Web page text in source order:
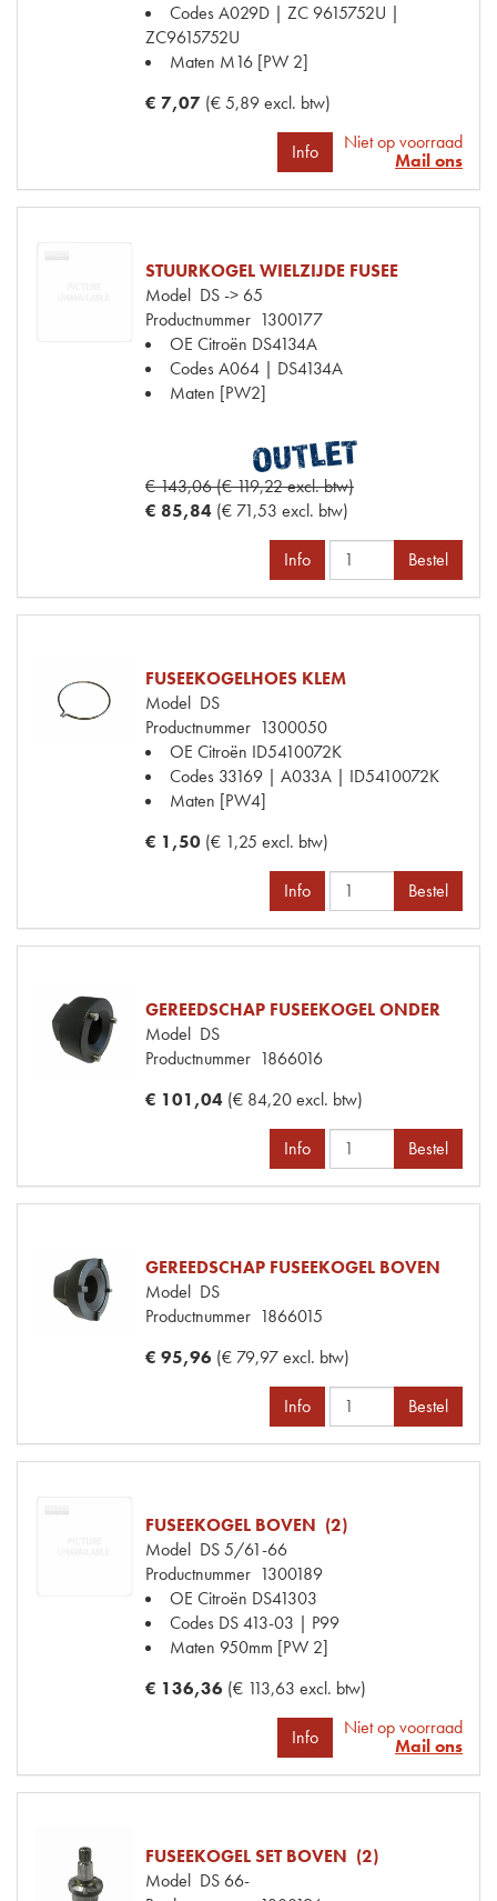
CodesA029D | ZC 9615752U |
ZC9615752U
Maten M16 [PW 2]
€ 7,07 (€ 5,89 excl. btw)
Info
Niet op voorraad
Mail ons
STUURKOGEL WIELZIJDE FUSEE
Model DS -> 65
Productnummer 1300177
OE Citroën DS4134A
CodesA064 | DS4134A
Maten [PW2]
€ 143,06 (€ 119,22 excl. btw)
€ 85,84 (€ 71,53 excl. btw)
Info Bestel
FUSEEKOGELHOES KLEM
Model DS
Productnummer 1300050
OE Citroën ID5410072K
Codes 33169 | A033A | ID5410072K
Maten [PW4]
€ 1,50 (€ 1,25 excl. btw)
Info Bestel
GEREEDSCHAP FUSEEKOGEL ONDER
Model DS
Productnummer 1866016
€ 101,04 (€ 84,20 excl. btw)
Info Bestel
GEREEDSCHAP FUSEEKOGEL BOVEN
Model DS
Productnummer 1866015
€ 95,96 (€ 79,97 excl. btw)
Info Bestel
FUSEEKOGEL BOVEN (2)
Model DS 5/61-66
Productnummer 1300189
OE Citroën DS41303
Codes DS 413-03 | P99
Maten 950mm [PW 2]
€ 136,36 (€ 113,63 excl. btw)
Info
Niet op voorraad
Mail ons
FUSEEKOGEL SET BOVEN (2)
Model DS 66-